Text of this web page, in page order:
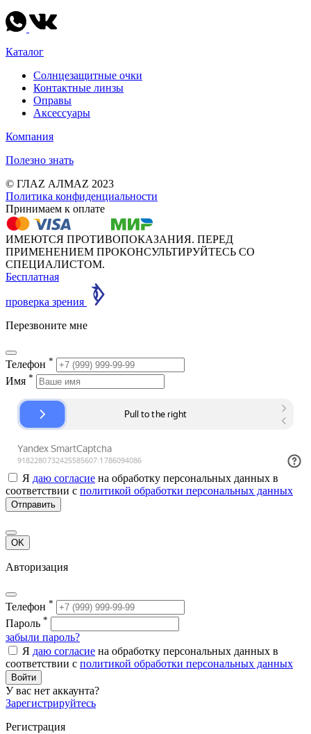
Каталог
Солнцезащитные очки
Контактные линзы
Оправы
Аксессуары
Компания
Полезно знать
© ГЛАZ АЛМАZ 2023
Политика конфиденциальности
Принимаем к оплате
ИМЕЮТСЯ ПРОТИВОПОКАЗАНИЯ. ПЕРЕД
ПРИМЕНЕНИЕМ ПРОКОНСУЛЬТИРУЙТЕСЬ СО
СПЕЦИАЛИСТОМ.
Бесплатная
проверка зрения
Перезвоните мне
Телефон *
Имя *
Я даю согласие на обработку персональных данных в
соответствии с политикой обработки персональных данных
Отправить
OK
Авторизация
Телефон *
Пароль *
забыли пароль?
Я даю согласие на обработку персональных данных в
соответствии с политикой обработки персональных данных
Войти
У вас нет аккаунта?
Зарегистрируйтесь
Регистрация